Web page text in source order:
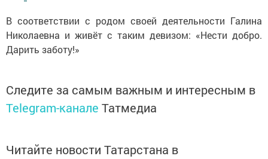
В соответствии с родом своей деятельности Галина
Николаевна и живёт с таким девизом: «Нести добро.
Дарить заботу!»
Следите за самым важным и интересным в
Telegram-канале Татмедиа
Читайте новости Татарстана в